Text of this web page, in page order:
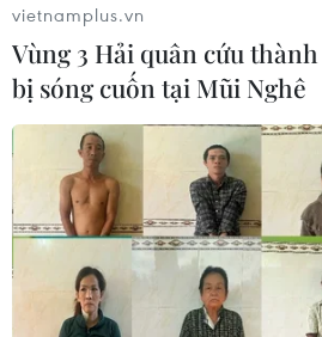
vietnamplus.vn
Vùng 3 Hải quân cứu
bị sóng cuốn tại Mũi Nghê